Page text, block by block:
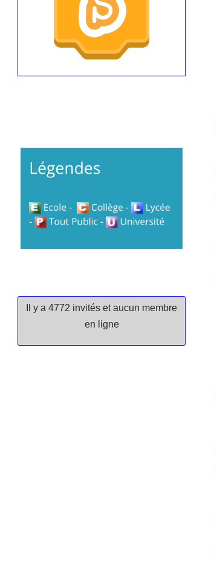
Il y a 4772 invités et aucun membre
en ligne